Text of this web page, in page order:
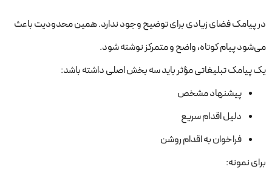
در پیامک فضای زیادی برای توضیح وجود ندارد. همین محدودیت باعث
می‌شود پیام کوتاه، واضح و متمرکز نوشته شود.
یک پیامک تبلیغاتی مؤثر باید سه بخش اصلی داشته باشد:
پیشنهاد مشخص
دلیل اقدام سریع
فراخوان به اقدام روشن
برای نمونه: